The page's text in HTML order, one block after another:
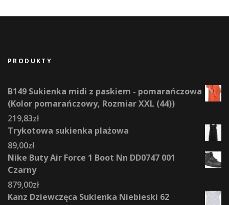
PRODUKTY
B149 Sukienka midi z paskiem - pomarańczowa
(Kolor pomarańczowy, Rozmiar XXL (44))
219,83zł
Trykotowa sukienka plażowa
89,00zł
Nike Buty Air Force 1 Boot Nn DD0747 001
Czarny
879,00zł
Kanz Dziewczęca Sukienka Niebieski 62